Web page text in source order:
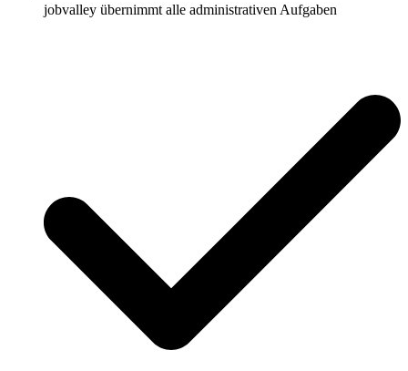
jobvalley übernimmt alle administrativen Aufgaben